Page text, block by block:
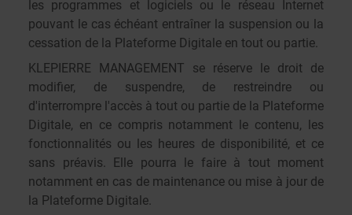
les programmes et logiciels ou le réseau Internet
pouvant le cas échéant entraîner la suspension ou la
cessation de la Plateforme Digitale en tout ou partie.
KLEPIERRE MANAGEMENT se réserve le droit de
modifier, de suspendre, de restreindre ou
d'interrompre l'accès à tout ou partie de la Plateforme
Digitale, en ce compris notamment le contenu, les
fonctionnalités ou les heures de disponibilité, et ce
sans préavis. Elle pourra le faire à tout moment
notamment en cas de maintenance ou mise à jour de
la Plateforme Digitale.